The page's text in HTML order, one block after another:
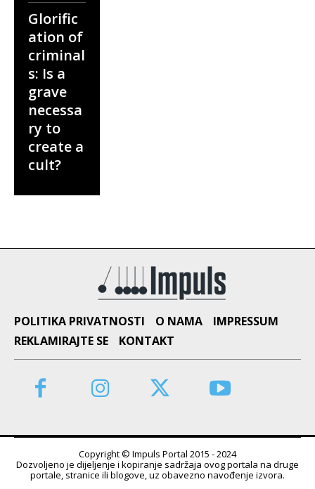
Glorific
ation of
criminal
s: Is a
grave
necessa
ry to
create a
cult?
POLITIKA PRIVATNOSTI O NAMA
IMPRESSUM
REKLAMIRAJTE SE
KONTAKT
Copyright © Impuls Portal 2015 - 2024
Dozvoljeno je dijeljenje i kopiranje sadržaja ovog portala na druge
portale, stranice ili blogove, uz obavezno navođenje izvora.